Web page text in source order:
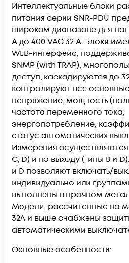
Интеллектуальные блоки
питания серии SNR-PDU
широком диапазоне для
A до 400 VAC 32 A. Блоки
WEB-интерфейс,
SNMP (with TRAP),
доступ, каскадируются до
контролируют все
напряжение, мощность
частота переменного тока,
энергопотребление,
статус автоматических
Измерения осуществляются
C, D) и по выходу (типы B и
и D позволяют включать/
индивидуально или
выполнены в прочном
Модели, рассчитанные на
32А и выше снабжены
автоматическими
Основные особенности: